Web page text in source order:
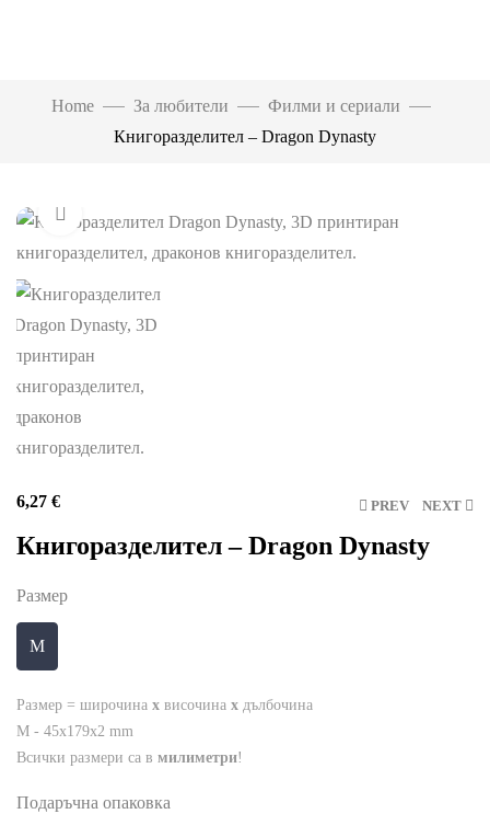
Home За любители
Филми и сериали
Книгоразделител – Dragon Dynasty
Click to enlarge
PREV NEXT
6,27 €
Книгоразделител – Dragon Dynasty
Размер
M
Размер = широчина x височина x дълбочина
M - 45x179x2 mm
Всички размери са в милиметри!
Подаръчна опаковка